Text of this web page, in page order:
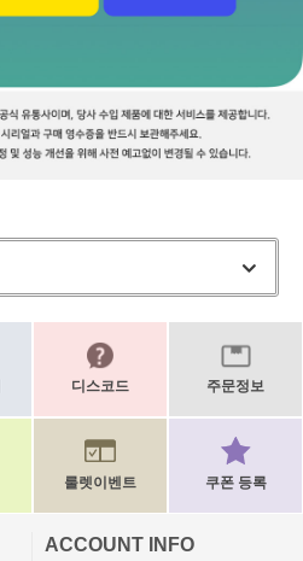
디스코드 주문정보
룰렛이벤트 쿠폰 등록
ACCOUNT INFO